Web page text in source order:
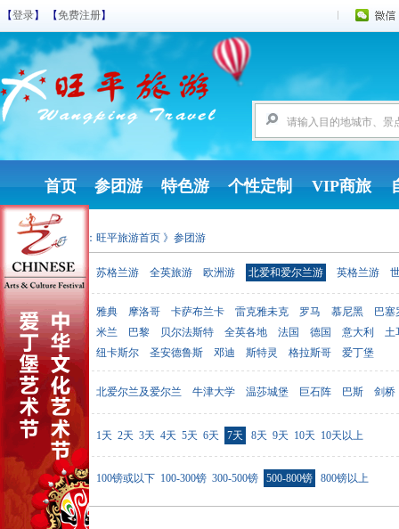
【登录】 【免费注册】
首页 参团游 特色游 个性定制 VIP商旅
您现在的位置： 旺平旅游首页 》参团游
参团游 苏格兰游 全英旅游 欧洲游 北爱和爱尔兰游 英格兰游
出发地点 雅典 摩洛哥 卡萨布兰卡 雷克雅未克 罗马 慕尼黑
巴塞
米兰
巴黎 贝尔法斯特 全英各地 法国 德国 意大利
土
纽卡斯尔
圣安德鲁斯 邓迪 斯特灵 格拉斯哥 爱丁堡
目的地点 北爱尔兰及爱尔兰 牛津大学 温莎城堡 巨石阵 巴斯 剑桥
行程天数 1天 2天 3天 4天 5天 6天 7天 8天 9天 10天 10天以上
价格范围 100镑或以下 100-300镑 300-500镑 500-800镑 800镑以上